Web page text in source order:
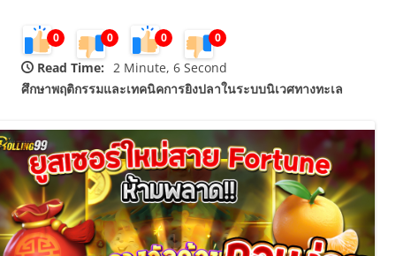
0 0 0 0
Read Time: 2 Minute, 6 Second
ศึกษาพฤติกรรมและเทคนิคการยิงปลาในระบบนิเวศทางทะเล